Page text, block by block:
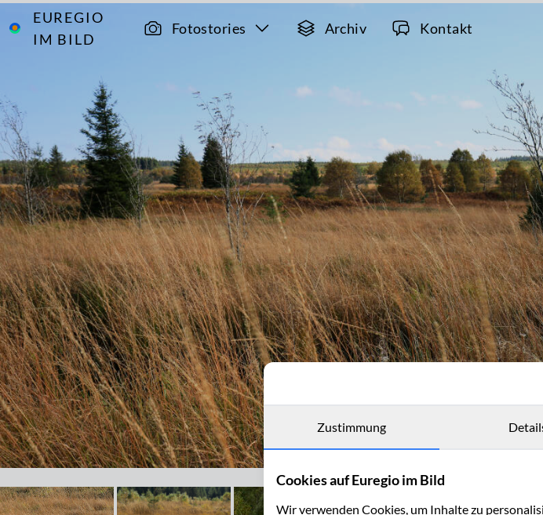
EUREGIO
IM BILD
Fotostories Archiv Kontakt
Archiv
Zustimmung
Cookies auf Euregio im Bild
Wir verwenden Cookies, um Inhalte zu